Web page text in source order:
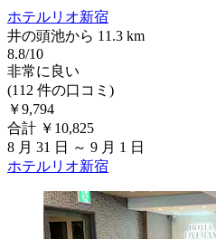
ホテルリオ新宿
井の頭池から 11.3 km
8.8/10
非常に良い
(112 件の口コミ)
￥9,794
合計 ￥10,825
8 月 31 日 ～ 9 月 1 日
ホテルリオ新宿